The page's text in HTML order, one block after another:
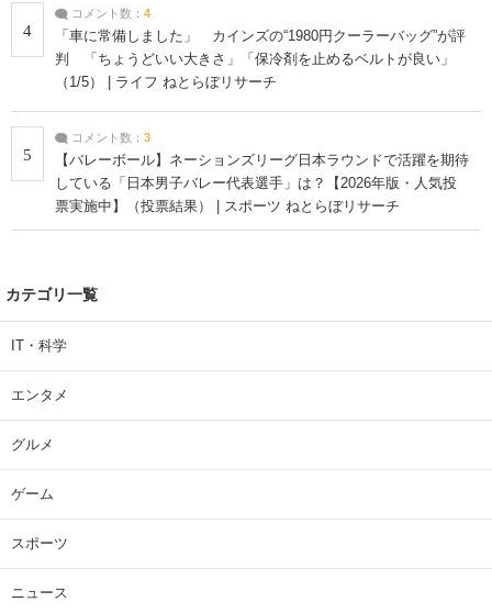
4
コメント数： 4
「車に常備しました」 カインズの“1980円クーラーバッグ”が評
判 「ちょうどいい大きさ」「保冷剤を止めるベルトが良い」
（1/5） | ライフ ねとらぼリサーチ
5
コメント数： 3
【バレーボール】ネーションズリーグ日本ラウンドで活躍を期待
している「日本男子バレー代表選手」は？【2026年版・人気投
票実施中】（投票結果） | スポーツ ねとらぼリサーチ
カテゴリ一覧
IT・科学
エンタメ
グルメ
ゲーム
スポーツ
ニュース